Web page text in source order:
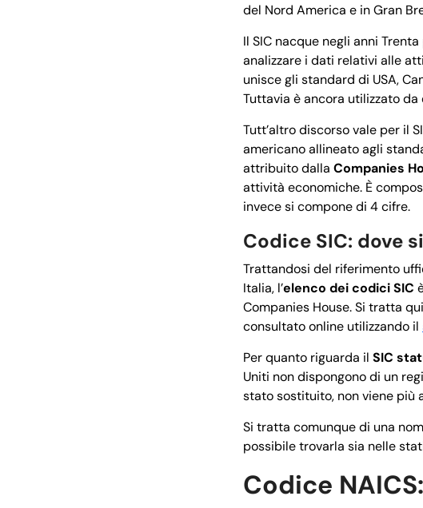
del Nord America e in Gran
Il SIC nacque negli anni
analizzare i dati relativi alle
unisce gli standard di USA,
Tuttavia è ancora utilizzato da
Tutt’altro discorso vale per il
americano allineato agli
attribuito dalla Companies
attività economiche. È
invece si compone di 4 cifre.
Codice SIC: dove
Trattandosi del riferimento
Italia, l’elenco dei codici SIC
Companies House. Si tratta
consultato online utilizzando il
Per quanto riguarda il SIC
Uniti non dispongono di un
stato sostituito, non viene più
Si tratta comunque di una
possibile trovarla sia nelle
Codice